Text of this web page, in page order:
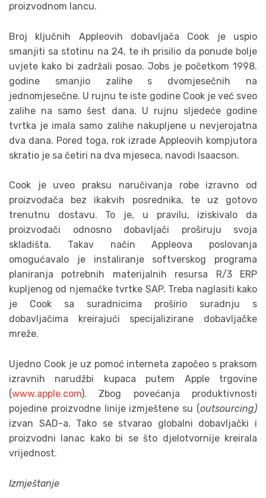
proizvodnom lancu.
Broj ključnih Appleovih dobavljača Cook je uspio
smanjiti sa stotinu na 24, te ih prisilio da ponude bolje
uvjete kako bi zadržali posao. Jobs je početkom 1998.
godine smanjio zalihe s dvomjesečnih na
jednomjesečne. U rujnu te iste godine Cook je već sveo
zalihe na samo šest dana. U rujnu sljedeće godine
tvrtka je imala samo zalihe nakupljene u nevjerojatna
dva dana. Pored toga, rok izrade Appleovih kompjutora
skratio je sa četiri na dva mjeseca, navodi Isaacson.
Cook je uveo praksu naručivanja robe izravno od
proizvođača bez ikakvih posrednika, te uz gotovo
trenutnu dostavu. To je, u pravilu, iziskivalo da
proizvođači odnosno dobavljači proširuju svoja
skladišta. Takav način Appleova poslovanja
omogućavalo je instaliranje softverskog programa
planiranja potrebnih materijalnih resursa R/3 ERP
kupljenog od njemačke tvrtke SAP. Treba naglasiti kako
je Cook sa suradnicima proširio suradnju s
dobavljačima kreirajući specijalizirane dobavljačke
mreže.
Ujedno Cook je uz pomoć interneta započeo s praksom
izravnih narudžbi kupaca putem Apple trgovine
(www.apple.com). Zbog povećanja produktivnosti
pojedine proizvodne linije izmještene su (outsourcing)
izvan SAD-a. Tako se stvarao globalni dobavljački i
proizvodni lanac kako bi se što djelotvornije kreirala
vrijednost.
Izmještanje